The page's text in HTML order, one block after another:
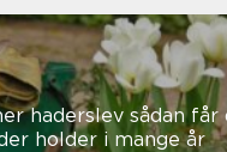
sådan får du et
holder i mange år